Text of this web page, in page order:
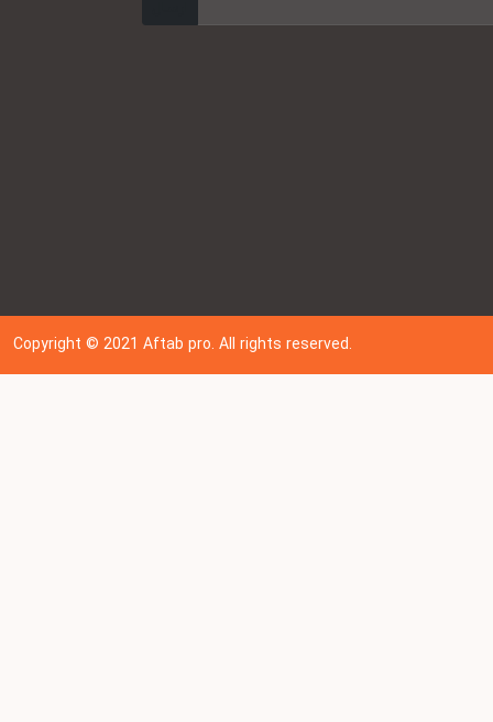
Copyright © 202 1Aftab pro. All rights reserved.